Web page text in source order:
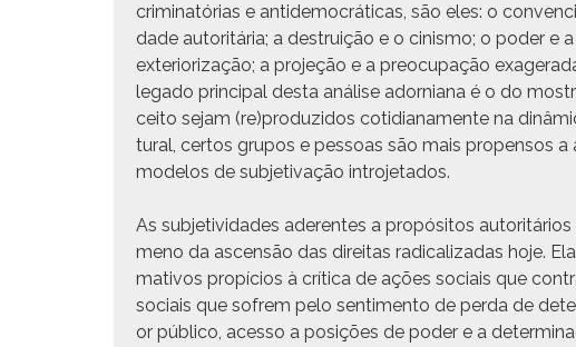
crim­i­natórias e anti­democráti­cas, são eles: o
dade autoritária; a destru­ição e o cin­is­mo; o poder e
exte­ri­or­iza­ção; a pro­jeção e a pre­ocu­pação
lega­do prin­ci­pal des­ta análise ador­ni­ana é o do
ceito sejam (re)produzidos cotid­i­ana­mente na
tur­al, cer­tos gru­pos e pes­soas são mais propen­sos
mod­e­los de sub­je­ti­vação introjetados.
As sub­je­tivi­dades ader­entes a propósi­tos
meno da ascen­são das dire­itas rad­i­cal­izadas hoje.
ma­tivos propí­cios à críti­ca de ações soci­ais que
soci­ais que sofrem pelo sen­ti­men­to de per­da de
or públi­co, aces­so a posições de poder e a